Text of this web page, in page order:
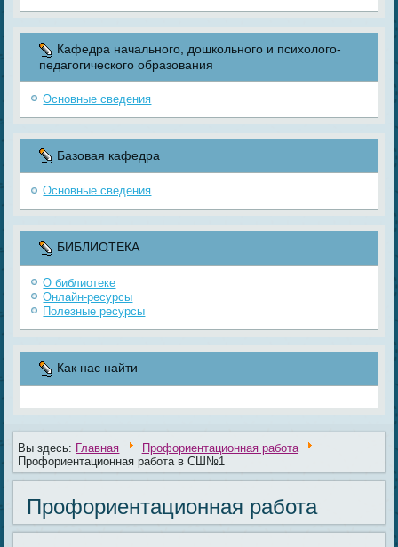
Кафедра начального, дошкольного и психолого-
педагогического образования
Основные сведения
Базовая кафедра
Основные сведения
БИБЛИОТЕКА
О библиотеке
Онлайн-ресурсы
Полезные ресурсы
Как нас найти
Вы здесь: Главная
Профориентационная работа
Профориентационная работа в СШ№1
Профориентационная работа